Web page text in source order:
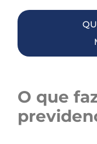
O que